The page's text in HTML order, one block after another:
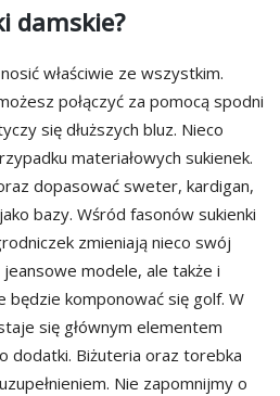
damskie?
właściwie ze wszystkim.
połączyć za pomocą spodni
się dłuższych bluz. Nieco
materiałowych sukienek.
dopasować sweter, kardigan,
bazy. Wśród fasonów sukienki
zmieniają nieco swój
modele, ale także i
będzie komponować się golf. W
się głównym elementem
dodatki. Biżuteria oraz torebka
Nie zapomnijmy o